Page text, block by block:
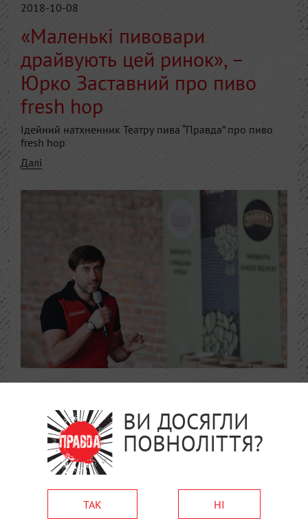
2018-10-08
«Маленькі пивовари
драйвують цей ринок», –
Юрко Заставний про пиво
fresh hop
Ідейний натхненник Театру пива “Правда” про пиво
fresh hop
Далі
9 тез та 1 експеримент Юрія
Заставного. З лекції про
культуру пивоваріння
Юрій Заставний, ідейний натхненник Театру пива
“Правда” читав лекцію на Craft Beer and Vinyl Music
Festival про культуру пивоваріння. Ми вибрали
ВИ ДОСЯГЛИ
ПОВНОЛІТТЯ?
ТАК НІ